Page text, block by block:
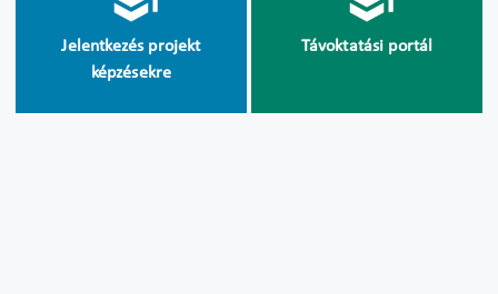
Jelentkezés projekt
képzésekre
Távoktatási portál